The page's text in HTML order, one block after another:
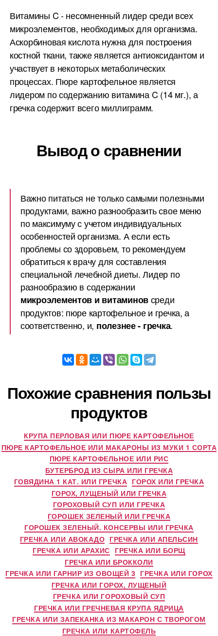
Витамины C - несомненный лидер среди всех
микроэлементов, необходимых для организма.
Аскорбиновая кислота нужна для построения
костной ткани, также является антиоксидантом и
участвует в некоторых метаболических
процессах. Пюре картофельное является
лидером по содержанию витамина C (14 мг.), а
гречка содержит всего миллиграмм.
Вывод о сравнении
Важно питаться не только самыми полезными
продуктами, важно разнообразить свое меню
по максимуму с учетом индивидуальных
особенностей организма. А если есть
проблемы со здоровьем, то рекомендуем
обратиться к врачу для составления
специальной лечебной диеты. Лидер по
разнообразию в содержании
микроэлементов и витаминовсреди
продуктов: пюре картофельное и гречка, а
соответственно, и, полезнее - гречка.
Похожие сравнения пользы
продуктов
КРУПА ПЕРЛОВАЯ ИЛИ ПЮРЕ КАРТОФЕЛЬНОЕ
ПЮРЕ КАРТОФЕЛЬНОЕ ИЛИ МАКАРОНЫ ИЗ МУКИ 1 СОРТА
ПЮРЕ КАРТОФЕЛЬНОЕ ИЛИ РИС
БУТЕРБРОД ИЗ СЫРА ИЛИ ГРЕЧКА
ГОВЯДИНА 1 КАТ. ИЛИ ГРЕЧКА ГОРОХ ИЛИ ГРЕЧКА
ГОРОХ, ЛУЩЕНЫЙ ИЛИ ГРЕЧКА
ГОРОХОВЫЙ СУП ИЛИ ГРЕЧКА
ГОРОШЕК ЗЕЛЕНЫЙ ИЛИ ГРЕЧКА
ГОРОШЕК ЗЕЛЕНЫЙ. КОНСЕРВЫ ИЛИ ГРЕЧКА
ГРЕЧКА ИЛИ АВОКАДО ГРЕЧКА ИЛИ АПЕЛЬСИН
ГРЕЧКА ИЛИ АРАХИС ГРЕЧКА ИЛИ БОРЩ
ГРЕЧКА ИЛИ БРОККОЛИ
ГРЕЧКА ИЛИ ГАРНИР ИЗ ОВОЩЕЙ 3 ГРЕЧКА ИЛИ ГОРОХ
ГРЕЧКА ИЛИ ГОРОХ, ЛУЩЕНЫЙ
ГРЕЧКА ИЛИ ГОРОХОВЫЙ СУП
ГРЕЧКА ИЛИ ГРЕЧНЕВАЯ КРУПА ЯДРИЦА
ГРЕЧКА ИЛИ ЗАПЕКАНКА ИЗ МАКАРОН С ТВОРОГОМ
ГРЕЧКА ИЛИ КАРТОФЕЛЬ